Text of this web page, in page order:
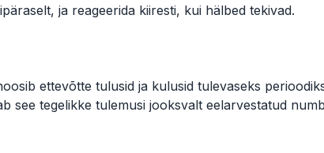
ja reageerida kiiresti, kui hälbed tekivad.
ettevõtte tulusid ja kulusid tulevaseks
see tegelikke tulemusi jooksvalt eelarvestatud